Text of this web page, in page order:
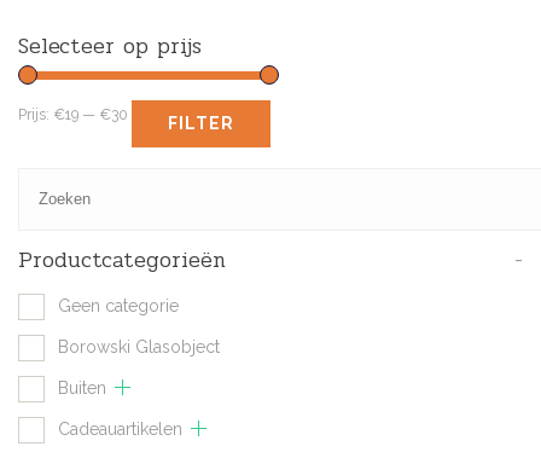
Selecteer op prijs
FILTER
Prijs: €19 — €30
Productcategorieën -
Geen categorie
Borowski Glasobject
Buiten
Cadeauartikelen